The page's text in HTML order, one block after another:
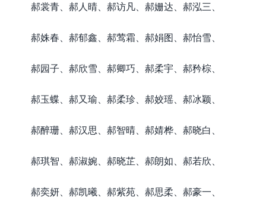
郝裳青、郝人晴、郝访凡、郝姗达、郝泓三、
郝姝春、郝郁鑫、郝莺霜、郝娟图、郝怡雪、
郝园子、郝欣雪、郝卿巧、郝柔宇、郝矜棕、
郝玉蝶、郝又瑜、郝柔珍、郝姣瑶、郝冰颖、
郝醉珊、郝汉思、郝智晴、郝婧桦、郝晓白、
郝琪智、郝淑婉、郝晓芷、郝朗如、郝若欣、
郝奕妍、郝凯曦、郝紫苑、郝思柔、郝豪一、